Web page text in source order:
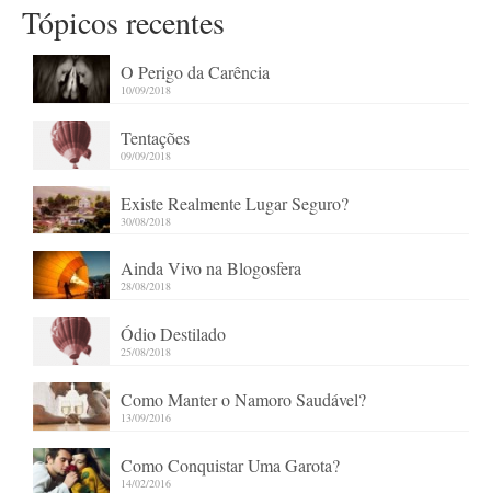
Tópicos recentes
O Perigo da Carência
10/09/2018
Tentações
09/09/2018
Existe Realmente Lugar Seguro?
30/08/2018
Ainda Vivo na Blogosfera
28/08/2018
Ódio Destilado
25/08/2018
Como Manter o Namoro Saudável?
13/09/2016
Como Conquistar Uma Garota?
14/02/2016